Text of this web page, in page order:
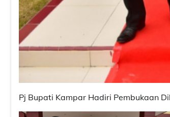
Pj Bupati Kampar Hadiri Pembukaan